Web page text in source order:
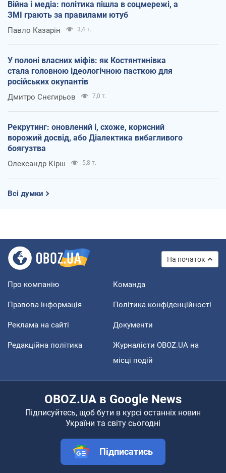
Війна і медіа: політика пішла в соцмережі, а
ЗМІ грають за правилами ютуб
Павло Казарін 3,4 т.
У полоні власних міфів: як Костянтинівка
стала головною ідеологічною пасткою для
російських окупантів
Дмитро Снєгирьов 7,0 т.
Рекрутинг: оновлений і, схоже, корисний
ворожий досвід, або Діалектика вибагливого
боягузтва
Олександр Кірш 5,8 т.
Всі думки
На початок
Про компанію Команда
Правова інформація Політика конфіденційності
Реклама на сайті Документи
Редакційна політика
Журналісти OBOZ.UA на
місці подій
OBOZ.UA в Google News
Підписуйтесь, щоб бути в курсі останніх новин
України та світу сьогодні
Підписатись